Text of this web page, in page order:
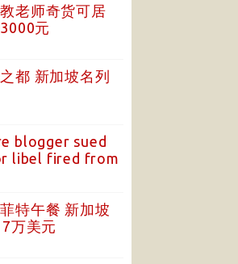
老师奇货可居
元
都 新加坡名列
blogger sued
libel fired from
特午餐 新加坡
万美元